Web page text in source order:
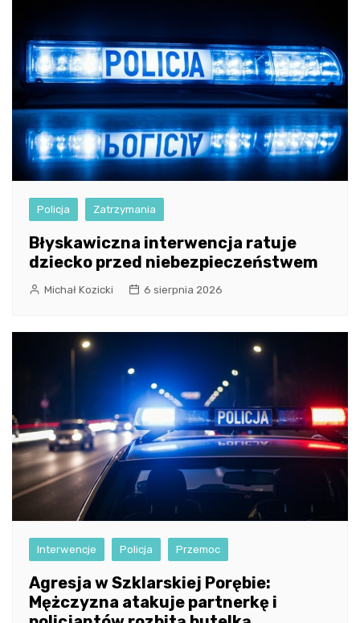
Policja Zatrzymania
Błyskawiczna interwencja ratuje
dziecko przed niebezpieczeństwem
Michał Kozicki 6 sierpnia 2026
Interwencje Policja Przemoc
Agresja w Szklarskiej Porębie:
Mężczyzna atakuje partnerkę i